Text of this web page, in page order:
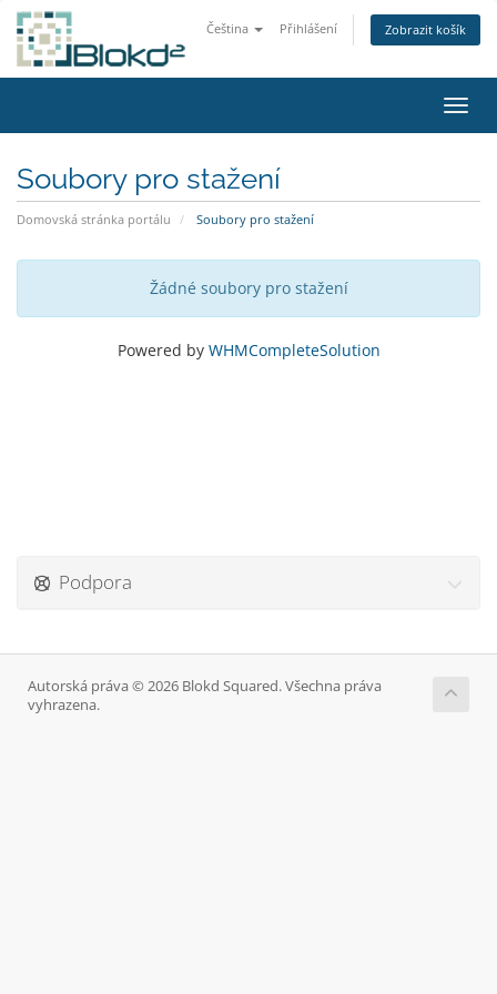
Čeština Přihlášení Zobrazit košík
Soubory pro stažení
Domovská stránka portálu Soubory pro stažení
Žádné soubory pro stažení
Powered by WHMCompleteSolution
Podpora
Autorská práva © 2026 Blokd Squared. Všechna práva
vyhrazena.